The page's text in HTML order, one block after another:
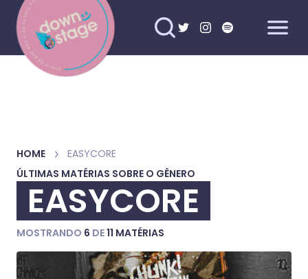
HOME
EASYCORE
ÚLTIMAS MATÉRIAS SOBRE O GÊNERO
EASYCORE
MOSTRANDO 6 DE11 MATÉRIAS